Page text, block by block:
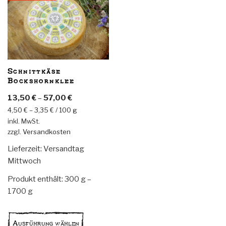
Schnittkäse
Bockshornklee
13,50 €– 57,00 €
4,50€ –3,35€ /100 g
inkl. MwSt.
zzgl. Versandkosten
Lieferzeit: Versandtag
Mittwoch
Produkt enthält: 300 g–
1700 g
Ausführung wählen